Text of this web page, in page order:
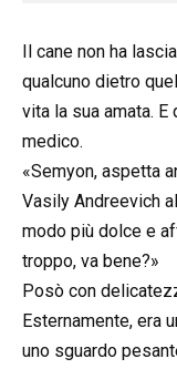
Il cane non ha
qualcuno dietro
vita la sua amata. E
medico.
«Semyon, aspetta
Vasily Andreevich
modo più dolce e
troppo, va bene?»
Posò con
Esternamente, era
uno sguardo